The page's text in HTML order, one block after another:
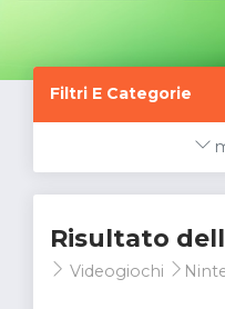
Filtri E Categorie
Risultato
Videogiochi